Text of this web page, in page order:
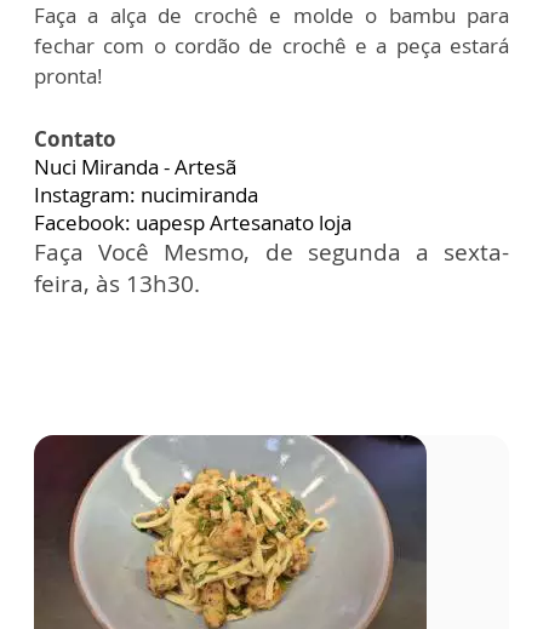
Faça a alça de crochê e molde o bambu para
fechar com o cordão de crochê e a peça estará
pronta!
Contato
Nuci Miranda - Artesã
Instagram: nucimiranda
Facebook: uapesp Artesanato loja
Faça Você Mesmo, de segunda a sexta-
feira, às 13h30.